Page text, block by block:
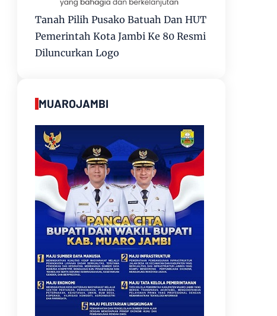
Tanah Pilih Pusako Batuah Dan HUT
Pemerintah Kota Jambi Ke 80 Resmi
Diluncurkan Logo
MUAROJAMBI